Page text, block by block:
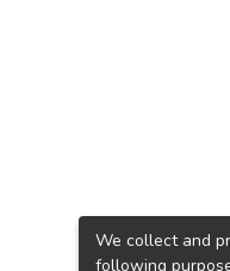
We collect and
following